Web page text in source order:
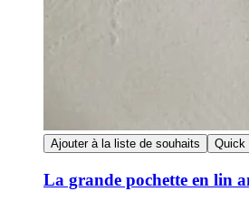
Ajouter à la liste de souhaits Quick
La grande pochette en lin